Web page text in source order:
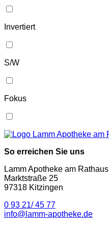
Invertiert
S/W
Fokus
So erreichen Sie uns
Lamm Apotheke am Rathaus
Marktstraße 25
97318 Kitzingen
0 93 21/ 45 77
info@lamm-apotheke.de